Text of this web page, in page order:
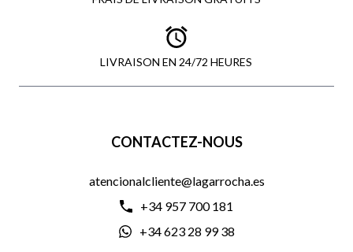
LIVRAISON EN 24/72 HEURES
CONTACTEZ-NOUS
atencionalcliente@lagarrocha.es
+34 957 700 181
+34 623 28 99 38